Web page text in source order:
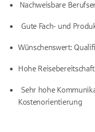
Nachweisbare
Gute Fach- und
Wünschenswert:
Hohe
Sehr hohe
Kostenorientierung